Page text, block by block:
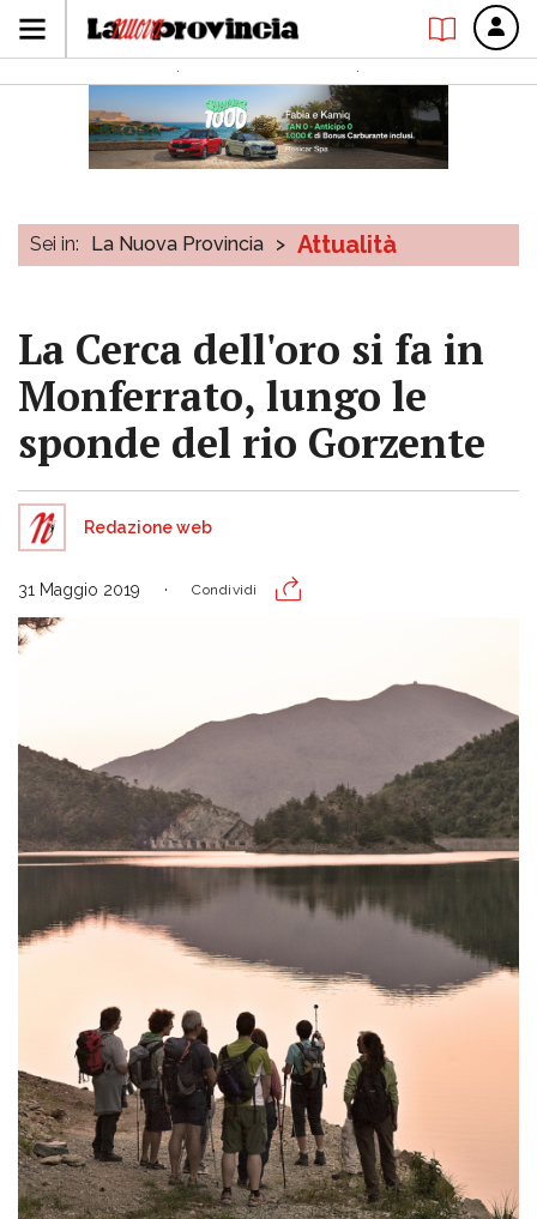
Sei in: La Nuova Provincia > Attualità
La Cerca dell'oro si fa in
Monferrato, lungo le
sponde del rio Gorzente
Redazione web
31 Maggio 2019 Condividi